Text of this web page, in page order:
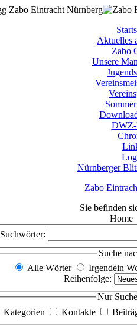
Aktuelles
Zabo
Unsere
Nürnberger
Zabo
Sie befinden
Home
Suchwörter:
Suche
Alle Wörter
Irgendein
Reihenfolge:
Nur
Kategorien
Kontakte